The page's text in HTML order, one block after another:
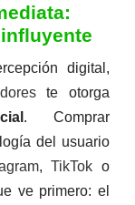
digital,
te otorga
. Comprar
del usuario
,TikTok o
ve primero: el